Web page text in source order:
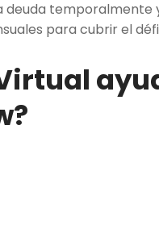
deuda
para cubrir el